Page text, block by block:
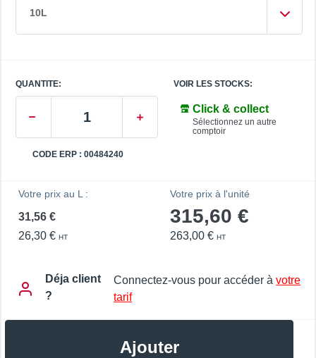
10L
QUANTITE:
CODE ERP : 00484240
VOIR LES STOCKS:
Click & collect
Sélectionnez un autre
comptoir
Votre prix au L :
31,56 €
26,30 € HT
Votre prix à l'unité
315,60 €
263,00 € HT
Déja client
?
Connectez-vous pour accéder àvotre
tarif
Ajouter